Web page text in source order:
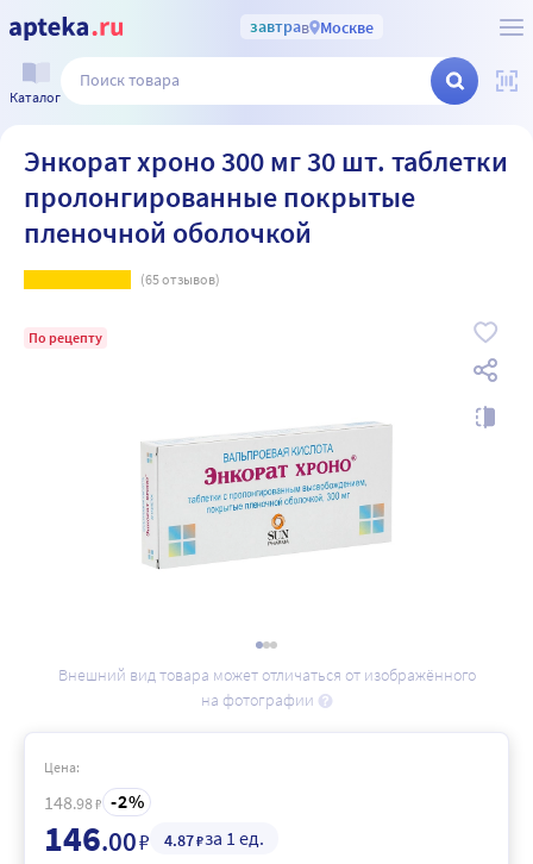
завтрав Москве
Каталог
Энкорат хроно 300 мг 30 шт. таблетки
пролонгированные покрытые
пленочной оболочкой
(65отзывов)
По рецепту
Внешний вид товара может отличаться от изображённого
на фотографии
Цена:
148.98₽ 2
146.00₽ 4.87₽за 1 ед.